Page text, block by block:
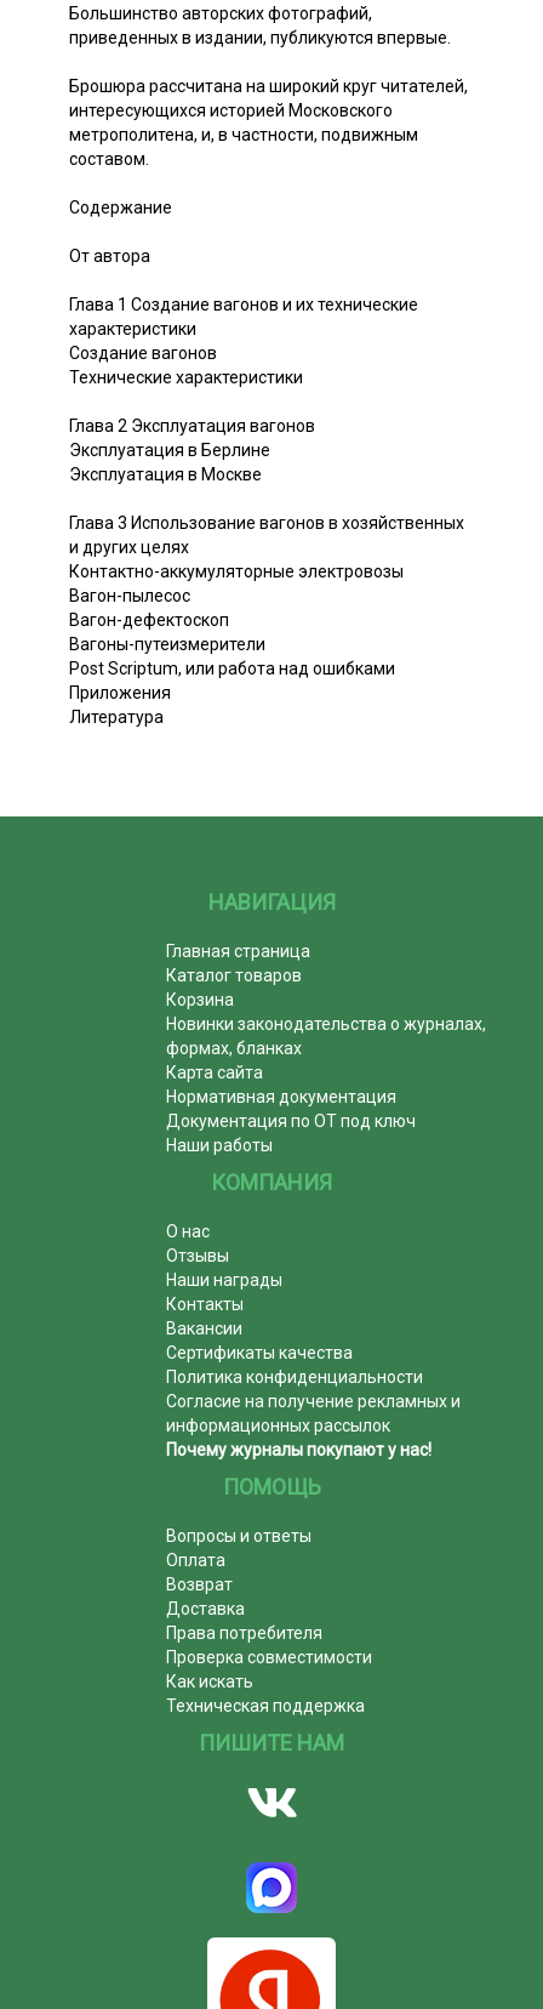
Большинство авторских фотографий,
приведенных в издании, публикуются впервые.
Брошюра рассчитана на широкий круг читателей,
интересующихся историей Московского
метрополитена, и, в частности, подвижным
составом.
Содержание
От автора
Глава 1 Создание вагонов и их технические
характеристики
Создание вагонов
Технические характеристики
Глава 2 Эксплуатация вагонов
Эксплуатация в Берлине
Эксплуатация в Москве
Глава 3 Использование вагонов в хозяйственных
и других целях
Контактно-аккумуляторные электровозы
Вагон-пылесос
Вагон-дефектоскоп
Вагоны-путеизмерители
Post Scriptum, или работа над ошибками
Приложения
Литература
НАВИГАЦИЯ
Главная страница
Каталог товаров
Корзина
Новинки законодательства о журналах,
формах, бланках
Карта сайта
Нормативная документация
Документация по ОТ под ключ
Наши работы
КОМПАНИЯ
О нас
Отзывы
Наши награды
Контакты
Вакансии
Сертификаты качества
Политика конфиденциальности
Согласие на получение рекламных и
информационных рассылок
Почему журналы покупают у нас!
ПОМОЩЬ
Вопросы и ответы
Оплата
Возврат
Доставка
Права потребителя
Проверка совместимости
Как искать
Техническая поддержка
ПИШИТЕ НАМ